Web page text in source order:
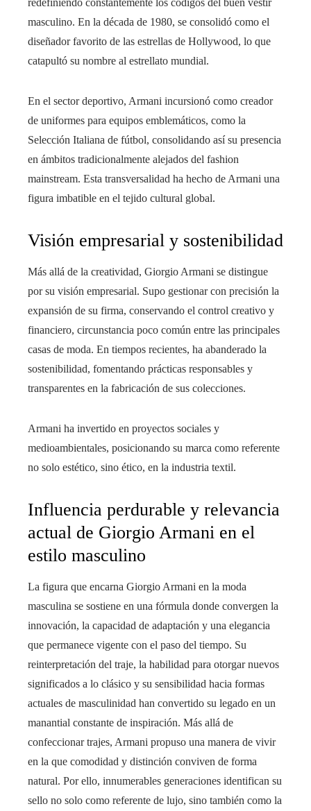
redefiniendo constantemente los códigos del buen vestir
masculino. En la década de 1980, se consolidó como el
diseñador favorito de las estrellas de Hollywood, lo que
catapultó su nombre al estrellato mundial.
En el sector deportivo, Armani incursionó como creador
de uniformes para equipos emblemáticos, como la
Selección Italiana de fútbol, consolidando así su presencia
en ámbitos tradicionalmente alejados del fashion
mainstream. Esta transversalidad ha hecho de Armani una
figura imbatible en el tejido cultural global.
Visión empresarial y sostenibilidad
Más allá de la creatividad, Giorgio Armani se distingue
por su visión empresarial. Supo gestionar con precisión la
expansión de su firma, conservando el control creativo y
financiero, circunstancia poco común entre las principales
casas de moda. En tiempos recientes, ha abanderado la
sostenibilidad, fomentando prácticas responsables y
transparentes en la fabricación de sus colecciones.
Armani ha invertido en proyectos sociales y
medioambientales, posicionando su marca como referente
no solo estético, sino ético, en la industria textil.
Influencia perdurable y relevancia
actual de Giorgio Armani en el
estilo masculino
La figura que encarna Giorgio Armani en la moda
masculina se sostiene en una fórmula donde convergen la
innovación, la capacidad de adaptación y una elegancia
que permanece vigente con el paso del tiempo. Su
reinterpretación del traje, la habilidad para otorgar nuevos
significados a lo clásico y su sensibilidad hacia formas
actuales de masculinidad han convertido su legado en un
manantial constante de inspiración. Más allá de
confeccionar trajes, Armani propuso una manera de vivir
en la que comodidad y distinción conviven de forma
natural. Por ello, innumerables generaciones identifican su
sello no solo como referente de lujo, sino también como la